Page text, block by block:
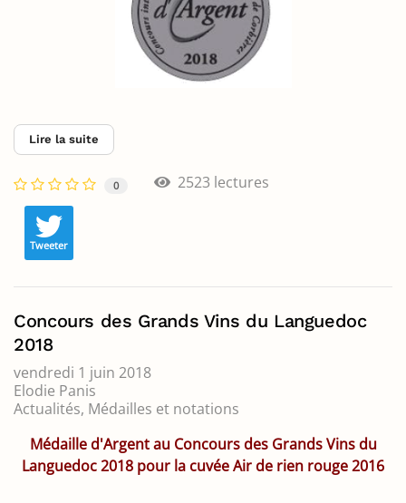
Lire la suite
0 2523 lectures
Tweeter
Concours des Grands Vins du Languedoc
2018
vendredi 1 juin 2018
Elodie Panis
Actualités Médailles et notations
Médaille d'Argent au Concours des Grands Vins du
Languedoc 2018 pour la cuvée Air de rien rouge 2016